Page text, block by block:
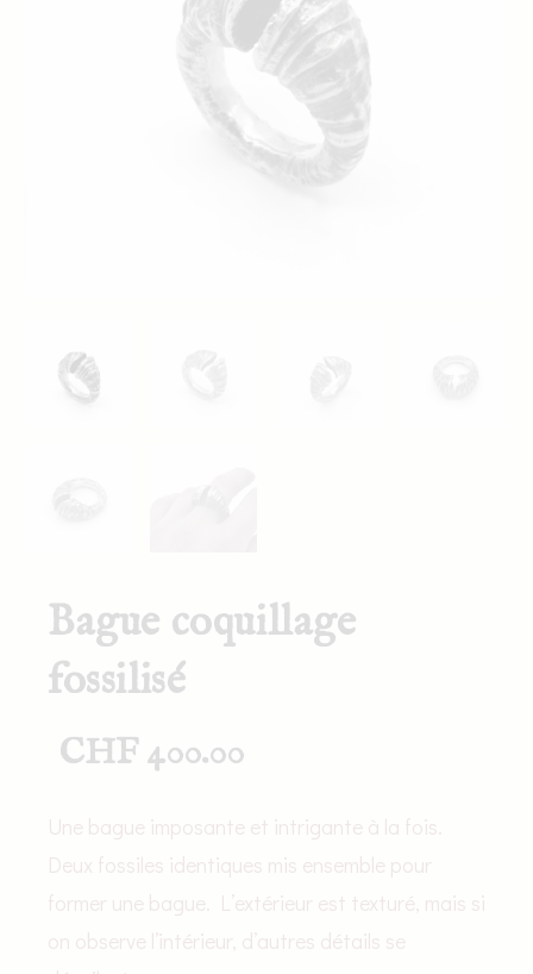
Bague coquillage
fossilisé
CHF400.00
Une bague imposante et intrigante à la fois.
Deux fossiles identiques mis ensemble pour
former une bague. L’extérieur est texturé, mais si
on observe l’intérieur, d’autres détails se